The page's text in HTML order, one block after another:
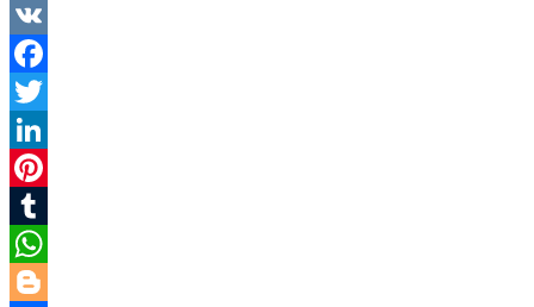
Odnoklassniki
VK
Facebook
Twitter
LinkedIn
Pinterest
Tumblr
WhatsApp